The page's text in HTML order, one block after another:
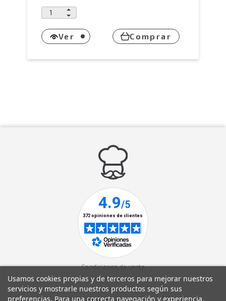
Ver Comprar
Condiciones de venta
Política de privacidad
Aviso legal
Política de cookies
Usamos cookies propias y de terceros para mejorar nuestros
servicios y mostrarle nuestros productos según sus
preferencias. Para una correcta navegación y experiencia,